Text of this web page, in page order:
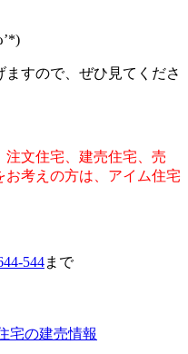
すので、ぜひ見てくださ
注文住宅、建売住宅、売
考えの方は、アイム住宅
544まで